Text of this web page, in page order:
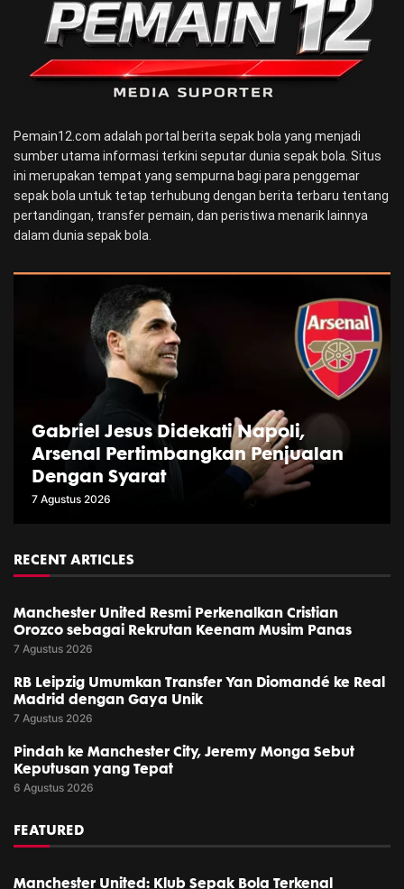
Pemain12.com adalah portal berita sepak bola yang menjadi
sumber utama informasi terkini seputar dunia sepak bola. Situs
ini merupakan tempat yang sempurna bagi para penggemar
sepak bola untuk tetap terhubung dengan berita terbaru tentang
pertandingan, transfer pemain, dan peristiwa menarik lainnya
dalam dunia sepak bola.
Gabriel Jesus Didekati Napoli,
Arsenal Pertimbangkan Penjualan
Dengan Syarat
7 Agustus 2026
RECENT ARTICLES
Manchester United Resmi Perkenalkan Cristian
Orozco sebagai Rekrutan Keenam Musim Panas
7 Agustus 2026
RB Leipzig Umumkan Transfer Yan Diomandé ke Real
Madrid dengan Gaya Unik
7 Agustus 2026
Pindah ke Manchester City, Jeremy Monga Sebut
Keputusan yang Tepat
6 Agustus 2026
FEATURED
Manchester United: Klub Sepak Bola Terkenal